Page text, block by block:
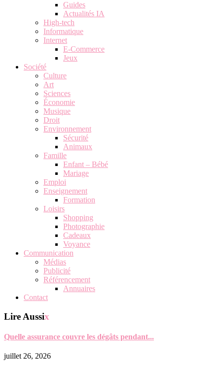
Guides
Actualités IA
High-tech
Informatique
Internet
E-Commerce
Jeux
Société
Culture
Art
Sciences
Économie
Musique
Droit
Environnement
Sécurité
Animaux
Famille
Enfant – Bébé
Mariage
Emploi
Enseignement
Formation
Loisirs
Shopping
Photographie
Cadeaux
Voyance
Communication
Médias
Publicité
Référencement
Annuaires
Contact
Lire Aussix
Quelle assurance couvre les dégâts pendant...
juillet 26, 2026